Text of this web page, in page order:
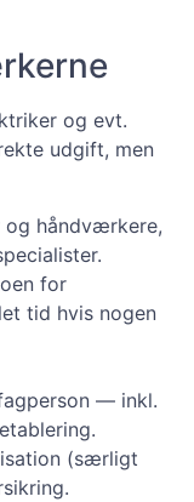
og evt.
udgift, men
og håndværkere,
for
tid hvis nogen
— inkl.
(særligt